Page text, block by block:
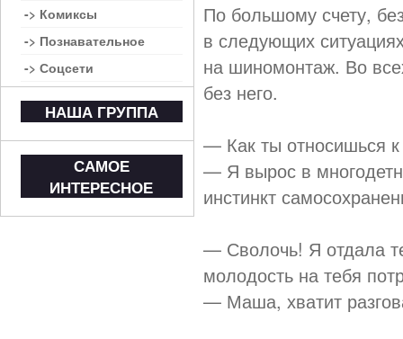
По большому счету,
в следующих
на шиномонтаж. Во
без него.
— Как ты относишься
— Я вырос в
инстинкт
— Сволочь! Я отдала
молодость на тебя
— Маша, хватит
-> Комиксы
-> Познавательное
-> Соцсети
НАША ГРУППА
САМОЕ
ИНТЕРЕСНОЕ